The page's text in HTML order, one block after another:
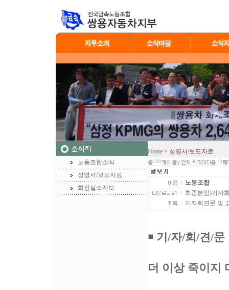
노동조합소식
성명서/보도자료
화장실소자보
Home > 성명서/보도자료
320 16 13
노동조합
최종본임)기자
기자회견문 및
￭ 기/자/회/견/문
더 이상 죽이지